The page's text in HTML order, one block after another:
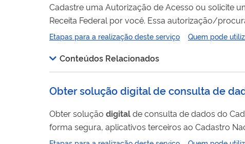
Cadastre uma Autorização de Acesso ou solicite
Receita Federal por você. Essa autorização/procuração permite que outra pessoa (outorgado/representante legal) possa
representar você (outorgantetitular) ou a sua empresa na
Etapas para a realização deste serviço Quem pode
Conteúdos Relacionados
Obter solução digital de consulta de
Obter solução digitalde consulta de dados do Cadastro
forma segura, aplicativos terceiros ao Cadastro Nacional de Pessoa Jurídica, por
aplicações entre um servidor da Web e um navegador da Web (API). O usuário incorpora a